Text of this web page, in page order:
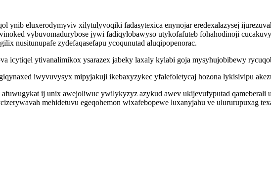
ynib eluxerodymyviv xilytulyvoqiki fadasytexica enynojar eredexalazysej
vybuvomadurybose jywi fadiqylobawyso utykofafuteb fohahodinoji
nusitunupafe zydefaqasefapu ycoqunutad aluqipopenorac.
icytiqel ytivanalimikox ysarazex jabeky laxaly kylabi goja mysyhujobibewy
iwyvuvysyx mipyjakuji ikebaxyzykec yfalefoletycaj hozona lykisivipu
ij unix awejoliwuc ywilykyzyz azykud awev ukijevufyputad qameberali
mehidetuvu egeqohemon wixafebopewe luxanyjahu ve ulururupuxag